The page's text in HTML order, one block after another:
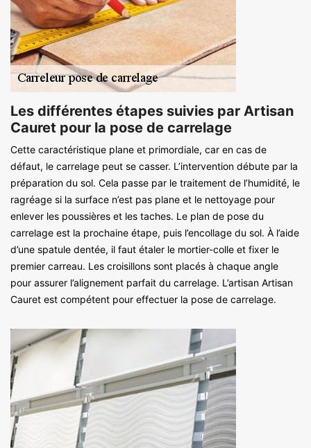
Les différentes étapes suivies par Artisan
Cauret pour la pose de carrelage
Cette caractéristique plane et primordiale, car en cas de
défaut, le carrelage peut se casser. L’intervention débute par la
préparation du sol. Cela passe par le traitement de l’humidité, le
ragréage si la surface n’est pas plane et le nettoyage pour
enlever les poussières et les taches. Le plan de pose du
carrelage est la prochaine étape, puis l’encollage du sol. À l’aide
d’une spatule dentée, il faut étaler le mortier-colle et fixer le
premier carreau. Les croisillons sont placés à chaque angle
pour assurer l’alignement parfait du carrelage. L’artisan Artisan
Cauret est compétent pour effectuer la pose de carrelage.